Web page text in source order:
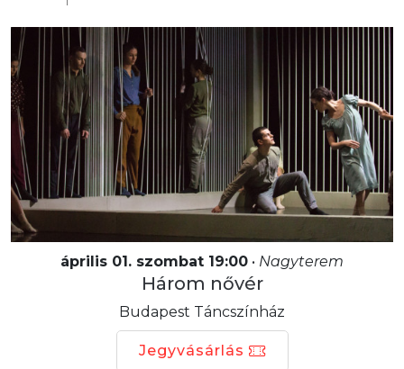
április 01. szombat 19:00 • Nagyterem
Három nővér
Budapest Táncszínház
Jegyvásárlás